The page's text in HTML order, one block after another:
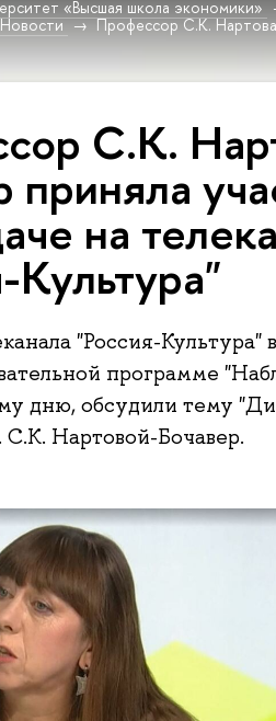
«Высшая школа экономики»
Новости
Профессор С.К.
С.К.
приняла
на
Культура"
"Россия-Культура" в
программе
дню, обсудили тему
Нартовой-Бочавер.